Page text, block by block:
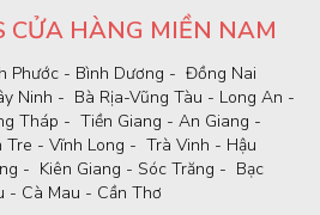
CỬA HÀNG MIỀN NAM
Phước - Bình Dương - Đồng Nai
Ninh - Bà Rịa-Vũng Tàu - Long An -
Tháp - Tiền Giang - An Giang -
Tre - Vĩnh Long - Trà Vinh - Hậu
- Kiên Giang - Sóc Trăng - Bạc
- Cà Mau - Cần Thơ